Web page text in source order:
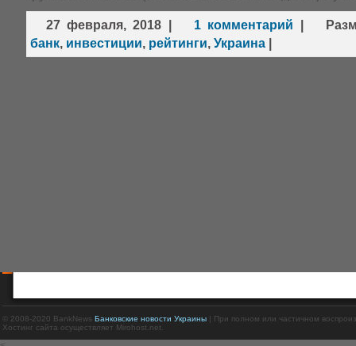
27 февраля, 2018 1 комментарий
банк, инвестиции, рейтинги, Украина|
© 2008-2020 BankNews Банковские новости Украины| При полном или частичном
Хостинг сайта осуществляет Mirohost.net.